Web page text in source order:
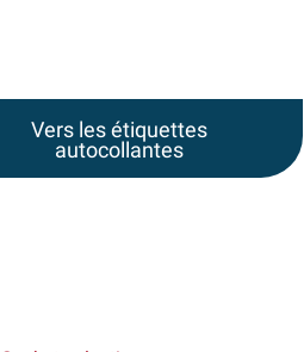
Vers les étiquettes
autocollantes